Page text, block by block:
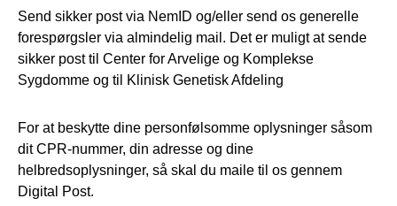
Send sikker post via NemID og/eller send os generelle
forespørgsler via almindelig mail. Det er muligt at sende
sikker post til Center for Arvelige og Komplekse
Sygdomme og til Klinisk Genetisk Afdeling
For at beskytte dine personfølsomme oplysninger såsom
dit CPR-nummer, din adresse og dine
helbredsoplysninger, så skal du maile til os gennem
Digital Post.